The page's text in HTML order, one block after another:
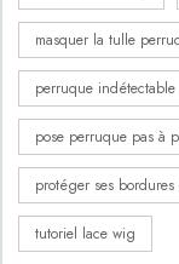
masquer la tulle
perruque indétectable
pose perruque pas à
protéger ses bordures
tutoriel lace wig